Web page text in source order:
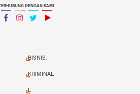
DENGAN KAMI
BISNIS.
KRIMINAL
L